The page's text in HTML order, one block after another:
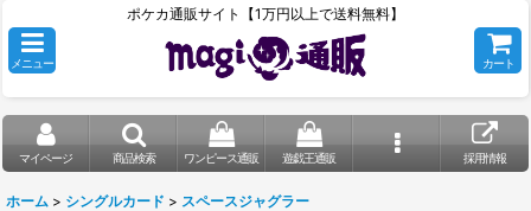
ポケカ通販サイト【1万円以上で送料無料】
メニュー カート
マイページ 商品検索 ワンピース通販 遊戯王通販 採用情報
ホーム > シングルカード > スペースジャグラー